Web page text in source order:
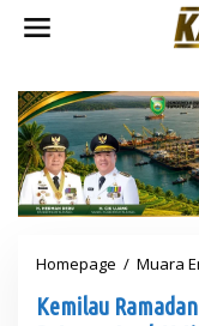
Homepage / Muara
Kemilau